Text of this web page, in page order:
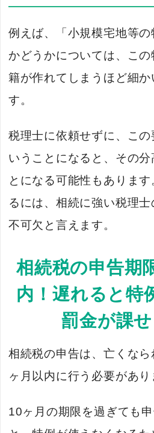
例えば、「小規模宅地等
かどうかについては、こ
籍が作れてしまうほど細
す。
税理士に依頼せずに、こ
いうことになると、その分
とになる可能性もありま
るには、相続に強い税理
不可欠と言えます。
相続税の申告期
内！遅れると特
罰金が課
相続税の申告は、亡くな
ヶ月以内に行う必要があり
10ヶ月の期限を過ぎても